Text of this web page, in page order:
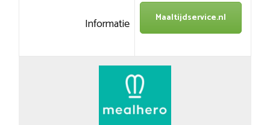
Informatie Maaltijdservice.nl